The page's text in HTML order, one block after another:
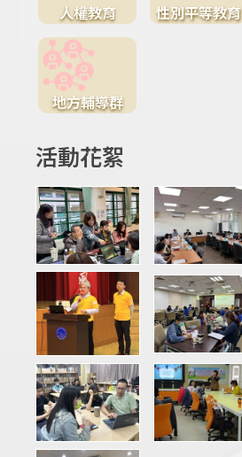
人權教育 性別平等教育
地方輔導群
活動花絮